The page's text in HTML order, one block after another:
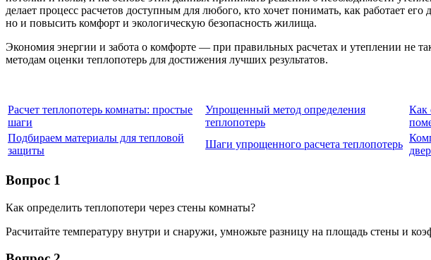
делает процесс расчетов доступным для любого, кто хочет понимать, как работает
но и повысить комфорт и экологическую безопасность жилища.
Экономия энергии и забота о комфорте — при правильных расчетах и утеплении не
методам оценки теплопотерь для достижения лучших результатов.
Расчет теплопотерь комнаты: простые
шаги
Упрощенный метод определения
теплопотерь
Как
Подбираем материалы для тепловой
защиты
Шаги упрощенного расчета теплопотерь
Вопрос 1
Как определить теплопотери через стены комнаты?
Расчитайте температуру внутри и снаружи, умножьте разницу на площадь стены и